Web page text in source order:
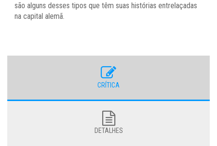
são alguns desses tipos que têm suas histórias entrelaçadas
na capital alemã.
CRÍTICA
DETALHES